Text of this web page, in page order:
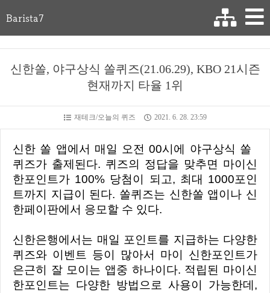
Barista7
신한쏠, 야구상식 쏠퀴즈(21.06.29), KBO 21시즌
현재까지 타율 1위
재테크/오늘의 퀴즈 2021. 6. 28. 23:59
신한 쏠 앱에서 매일 오전 00시에 야구상식 쏠
퀴즈가 출제된다. 퀴즈의 정답을 맞추면 마이신
한포인트가 100% 당첨이 되고, 최대 1000포인
트까지 지급이 된다. 쏠퀴즈는 신한쏠 앱이나 신
한페이판에서 응모할 수 있다.
신한은행에서는 매일 포인트를 지급하는 다양한
퀴즈와 이벤트 등이 많아서 마이 신한포인트가
은근히 잘 모이는 앱중 하나이다. 적립된 마이신
한포인트는 다양한 방법으로 사용이 가능한데,